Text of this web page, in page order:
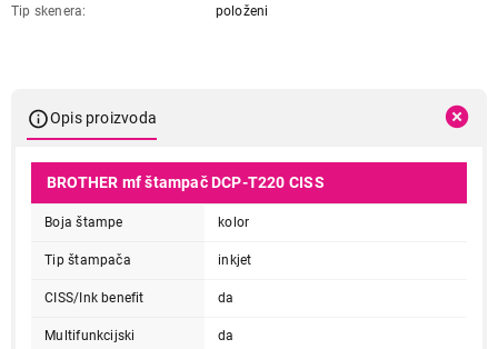
Tip skenera
položeni
Opis proizvoda
BROTHER mf štampač DCP-T220 CISS
Boja štampe kolor
Tip štampača inkjet
CISS/Ink benefit da
Multifunkcijski da